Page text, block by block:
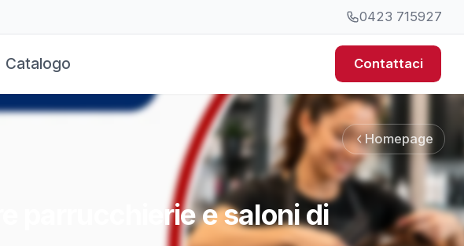
0423 715927
Catalogo Contattaci
Homepage
parrucchierie e saloni di